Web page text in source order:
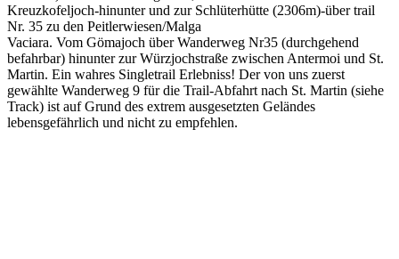
Kreuzkofeljoch-hinunter und zur Schlüterhütte (2306m)-über trail
Nr. 35 zu den Peitlerwiesen/Malga
Vaciara. Vom Gömajoch über Wanderweg Nr35 (durchgehend
befahrbar) hinunter zur Würzjochstraße zwischen Antermoi und St.
Martin. Ein wahres Singletrail Erlebniss! Der von uns zuerst
gewählte Wanderweg 9 für die Trail-Abfahrt nach St. Martin (siehe
Track) ist auf Grund des extrem ausgesetzten Geländes
lebensgefährlich und nicht zu empfehlen.